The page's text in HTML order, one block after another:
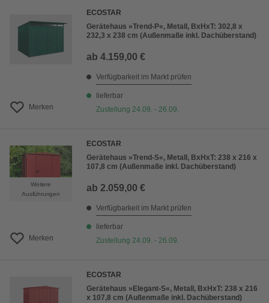
Merken
ECOSTAR
Gerätehaus »Trend-P«, Metall, BxHxT: 302,8 x
232,3 x 238 cm (Außenmaße inkl. Dachüberstand)
ab 4.159,00 €
Verfügbarkeit im Markt prüfen
lieferbar
Zustellung 24.09. - 26.09.
Weitere
Ausführungen
Merken
ECOSTAR
Gerätehaus »Trend-S«, Metall, BxHxT: 238 x 216 x
107,8 cm (Außenmaße inkl. Dachüberstand)
ab 2.059,00 €
Verfügbarkeit im Markt prüfen
lieferbar
Zustellung 24.09. - 26.09.
ECOSTAR
Gerätehaus »Elegant-S«, Metall, BxHxT: 238 x 216
x 107,8 cm (Außenmaße inkl. Dachüberstand)